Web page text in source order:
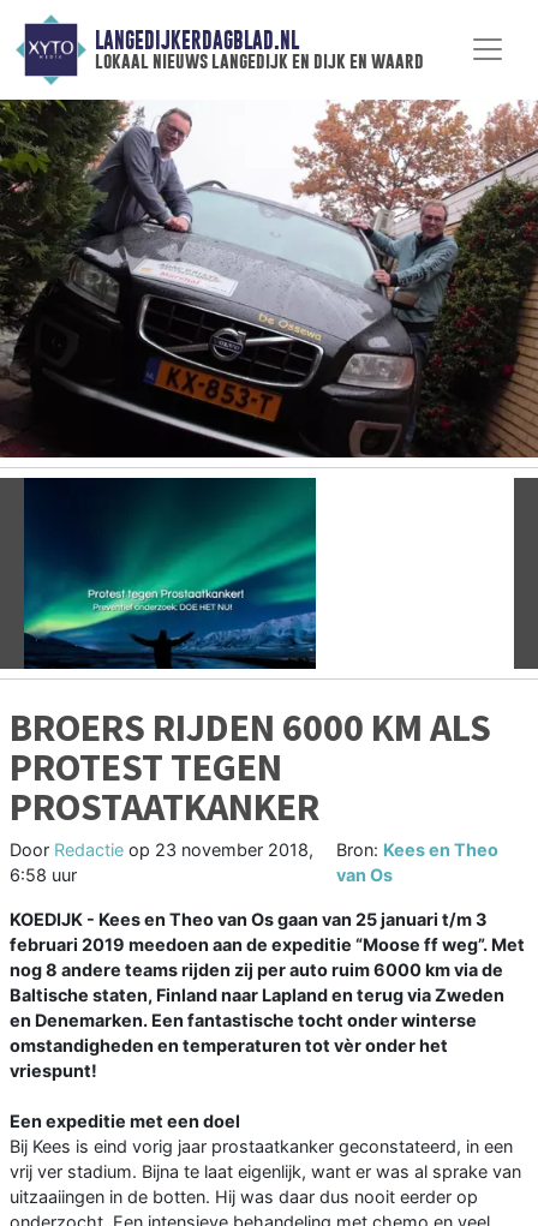
LANGEDIJKERDAGBLAD.NL
lokaal nieuws langedijk en dijk en waard
BROERS RIJDEN 6000 KM ALS
PROTEST TEGEN
PROSTAATKANKER
Door Redactie op 23 november 2018,
6:58 uur
Bron: Kees en Theo
van Os
KOEDIJK - Kees en Theo van Os gaan van 25 januari t/m 3
februari 2019 meedoen aan de expeditie “Moose ff weg”. Met
nog 8 andere teams rijden zij per auto ruim 6000 km via de
Baltische staten, Finland naar Lapland en terug via Zweden
en Denemarken. Een fantastische tocht onder winterse
omstandigheden en temperaturen tot vèr onder het
vriespunt!
Een expeditie met een doel
Bij Kees is eind vorig jaar prostaatkanker geconstateerd, in een
vrij ver stadium. Bijna te laat eigenlijk, want er was al sprake van
uitzaaiingen in de botten. Hij was daar dus nooit eerder op